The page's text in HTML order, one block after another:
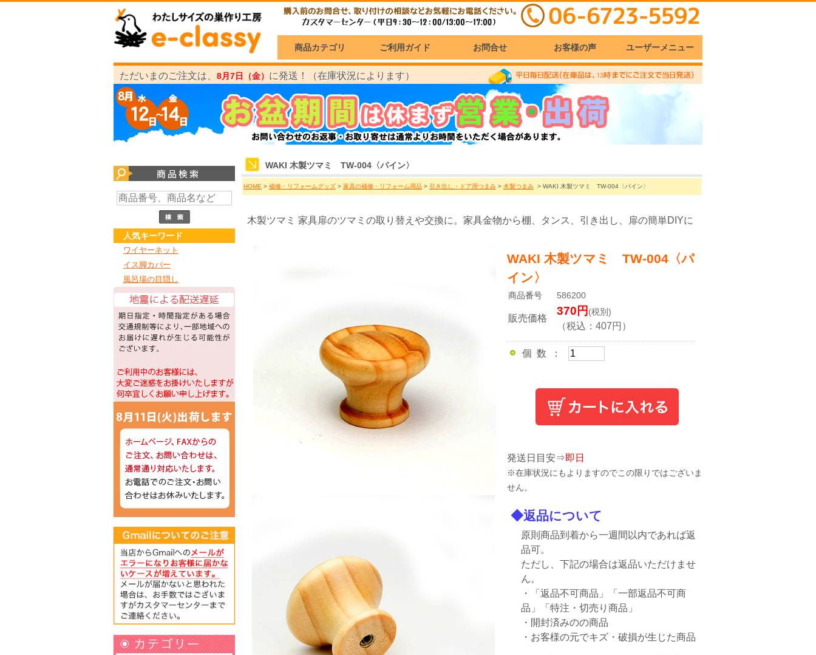
商品カテゴリ ご利用ガイド お問合せ お客様の声 ユーザーメニュー
ただいまのご注文は、 8月7日（金） に発送！（在庫状況によります）
人気キーワード
ワイヤーネット
イス脚カバー
風呂場の目隠し
WAKI 木製ツマミ TW-004〈パイン〉
HOME > 補修・リフォームグッズ > 家具の補修・リフォーム用品 > 引き出し・ドア用つまみ > 木製つまみ > WAKI 木製ツマミ TW-004〈パイン〉
木製ツマミ 家具扉のツマミの取り替えや交換に。家具金物から棚、タンス、引き出し、扉の簡単DIYに
WAKI 木製ツマミ TW-004〈パ
イン〉
商品番号 586200
販売価格
370 円 (税別)
（税込： 407 円）
個 数 ：
発送日目安⇒即日
※在庫状況にもよりますのでこの限りではございま
せん。
◆返品について
原則商品到着から一週間以内であれば返
品可。
ただし、下記の場合は返品いただけませ
ん。
・「返品不可商品」「一部返品不可商
品」「特注・切売り商品」
・開封済みのの商品
・お客様の元でキズ・破損が生じた商品